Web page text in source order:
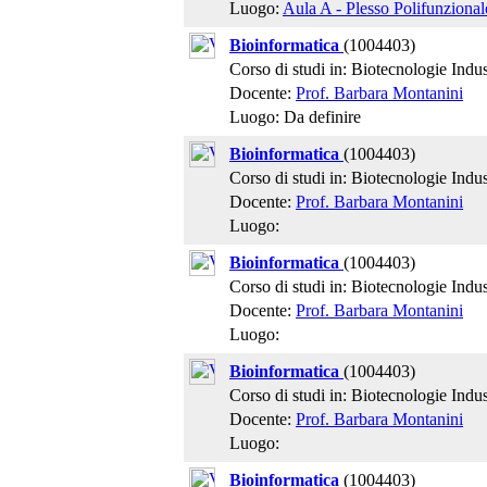
Luogo: Aula A - Plesso
Bioinformatica (1004403)
Corso di studi in: Biotecnologie
Docente: Prof. Barbara Montanini
Luogo: Da definire
Bioinformatica (1004403)
Corso di studi in: Biotecnologie
Docente: Prof. Barbara Montanini
Luogo:
Bioinformatica (1004403)
Corso di studi in: Biotecnologie
Docente: Prof. Barbara Montanini
Luogo:
Bioinformatica (1004403)
Corso di studi in: Biotecnologie
Docente: Prof. Barbara Montanini
Luogo:
Bioinformatica (1004403)